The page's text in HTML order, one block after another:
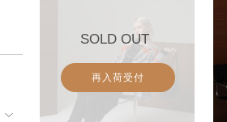
SOLD OUT
再入荷受付